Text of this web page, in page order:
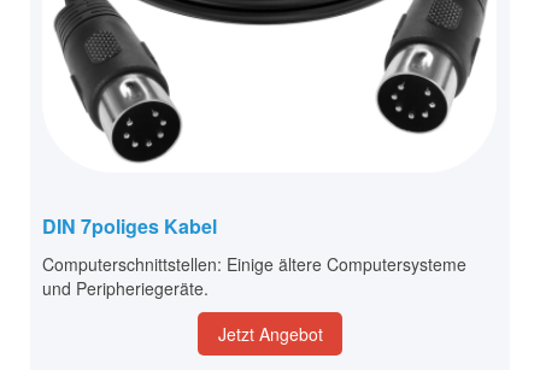
DIN 7poliges Kabel
Computerschnittstellen: Einige ältere Computersysteme
und Peripheriegeräte.
Jetzt Angebot